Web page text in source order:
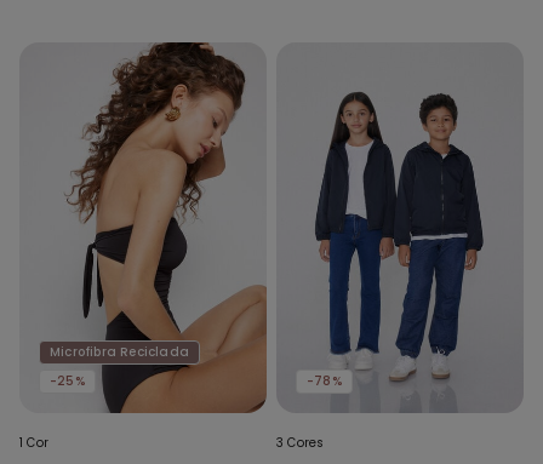
Microfibra Reciclada
-25%
1 Cor
-78%
3 Cores